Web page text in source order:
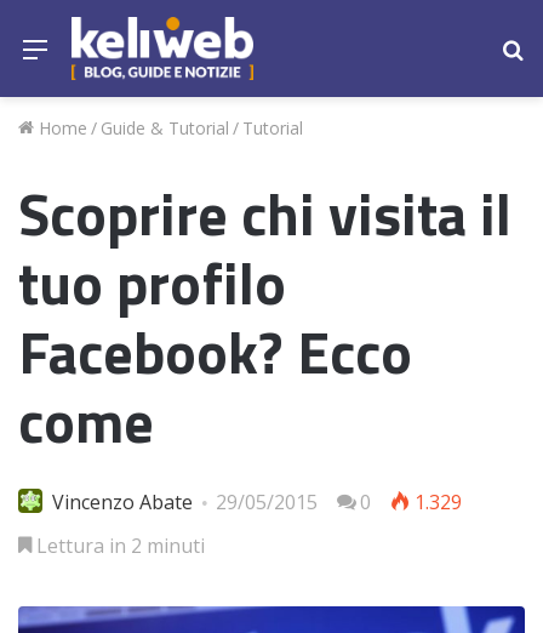
Menu
Home / Guide & Tutorial / Tutorial
Scoprire chi visita il
tuo profilo
Facebook? Ecco
come
Vincenzo Abate 29/05/2015 0
1.329
Lettura in 2 minuti